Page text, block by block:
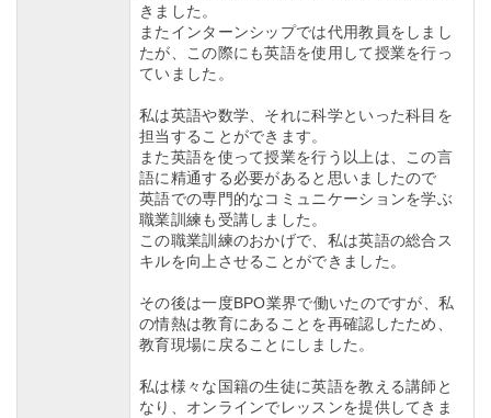
きました。
またインターンシップでは代用教員をしまし
たが、この際にも英語を使用して授業を行っ
ていました。
私は英語や数学、それに科学といった科目を
担当することができます。
また英語を使って授業を行う以上は、この言
語に精通する必要があると思いましたので
英語での専門的なコミュニケーションを学ぶ
職業訓練も受講しました。
この職業訓練のおかげで、私は英語の総合ス
キルを向上させることができました。
その後は一度BPO業界で働いたのですが、私
の情熱は教育にあることを再確認したため、
教育現場に戻ることにしました。
私は様々な国籍の生徒に英語を教える講師と
なり、オンラインでレッスンを提供してきま